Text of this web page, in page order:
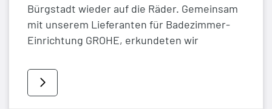
Bürgstadt wieder auf die Räder. Gemeinsam
mit unserem Lieferanten für Badezimmer-
Einrichtung GROHE, erkundeten wir